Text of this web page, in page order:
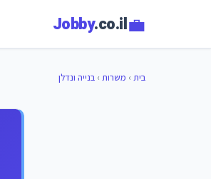
💼
Jobby.co.il
בית › משרות › בנייה ונדלן